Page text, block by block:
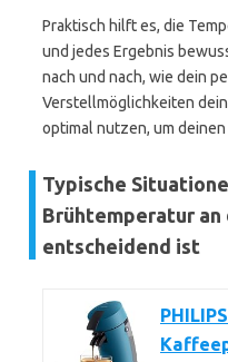
Praktisch hilft es, die
und jedes Ergebnis
nach und nach, wie dein
Verstellmöglichkeiten
optimal nutzen, um
Typische
Brühtemperatur an
entscheidend ist